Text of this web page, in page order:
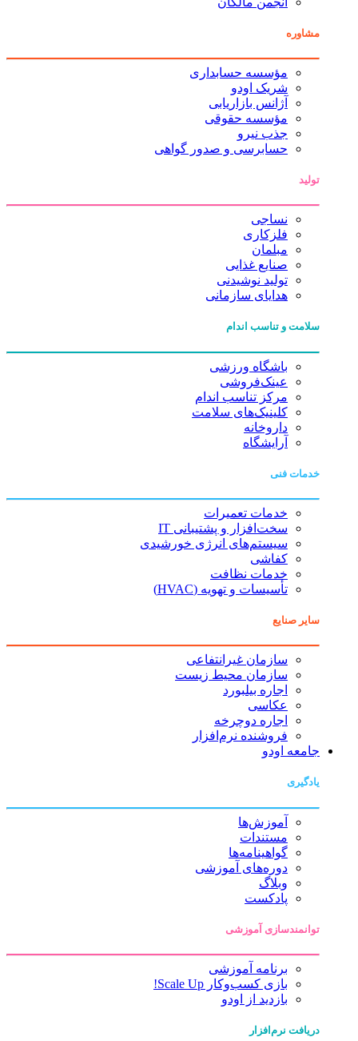
مشاوره
مؤسسه حسابداری
شریک اودو
آژانس بازاریابی
مؤسسه حقوقی
جذب نیرو
حسابرسی و صدور گواهی
تولید
نساجی
فلزکاری
مبلمان
صنایع غذایی
تولید نوشیدنی
هدایای سازمانی
سلامت و تناسب اندام
باشگاه ورزشی
عینک‌فروشی
مرکز تناسب اندام
کلینیک‌های سلامت
داروخانه
آرایشگاه
خدمات فنی
خدمات تعمیرات
سخت‌افزار و پشتیبانی IT
سیستم‌های انرژی خورشیدی
کفاشی
خدمات نظافت
تأسیسات و تهویه (HVAC)
سایر صنایع
سازمان غیرانتفاعی
سازمان محیط زیست
اجاره بیلبورد
عکاسی
اجاره دوچرخه
فروشنده نرم‌افزار
جامعه اودو
یادگیری
آموزش‌ها
مستندات
گواهینامه‌ها
دوره‌های آموزشی
وبلاگ
پادکست
توانمندسازی آموزشی
برنامه آموزشی
بازی کسب‌وکار Scale Up!
بازدید از اودو
دریافت نرم‌افزار